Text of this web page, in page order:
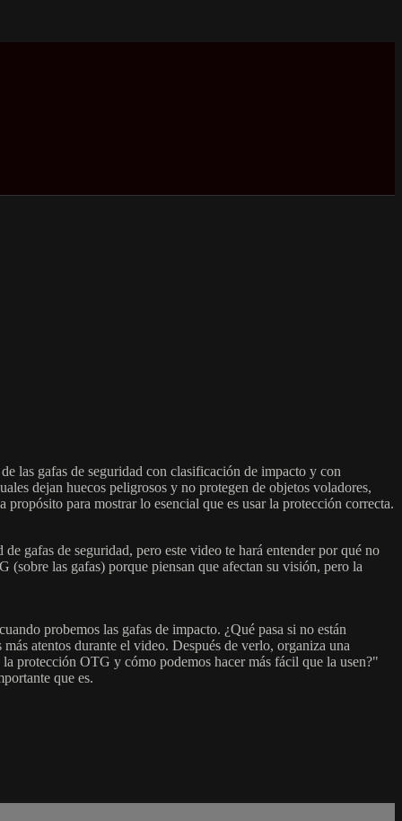
las gafas de seguridad con clasificación de impacto y con
dejan huecos peligrosos y no protegen de objetos voladores,
propósito para mostrar lo esencial que es usar la protección correcta.
gafas de seguridad, pero este video te hará entender por qué no
(sobre las gafas) porque piensan que afectan su visión, pero la
probemos las gafas de impacto. ¿Qué pasa si no están
atentos durante el video. Después de verlo, organiza una
protección OTG y cómo podemos hacer más fácil que la usen?"
que es.